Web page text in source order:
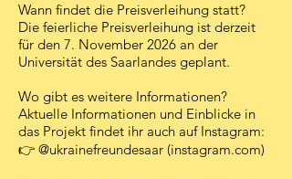
Wann findet die Preisverleihung statt?
Die feierliche Preisverleihung ist derzeit
für den 7. November 2026 an der
Universität des Saarlandes geplant.
Wo gibt es weitere Informationen?
Aktuelle Informationen und Einblicke in
das Projekt findet ihr auch auf Instagram:
👉 @ukrainefreundesaar (instagram.com)